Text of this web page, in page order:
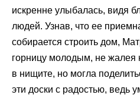
искренне улыбалась, видя
людей. Узнав, что ее
собирается строить дом,
горницу молодым, не
в нищите, но могла
эти доски с радостью, ведь